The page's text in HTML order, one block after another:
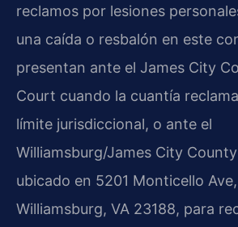
reclamos por lesiones
una caída o resbalón en este
presentan ante el James City
Court cuando la cuantía
límite jurisdiccional, o ante el
Williamsburg/James City
ubicado en 5201 Monticello
Williamsburg, VA 23188, para